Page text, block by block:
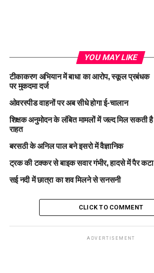
YOU MAY LIKE
टीकाकरण अभियान में बाधा का आरोप, स्कूल प्रबंधक
पर मुकदमा दर्ज
ओवरस्पीड वाहनों पर अब सीधे होगा ई-चालान
शिक्षक अनुमोदन के लंबित मामलों में जल्द मिल सकती है
राहत
बरसठी के अनिल पाल बने इसरो में वैज्ञानिक
ट्रक की टक्कर से बाइक सवार गंभीर, हादसे में पैर कटा
सई नदी में छात्रा का शव मिलने से सनसनी
CLICK TO COMMENT
ADVERTISEMENT